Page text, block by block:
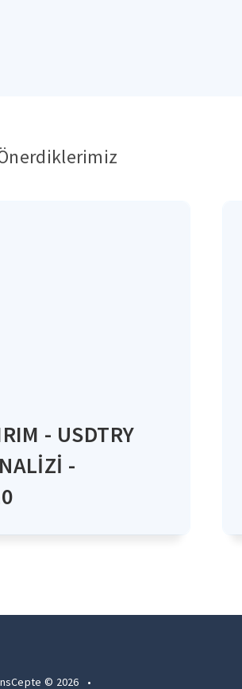
- USDTRY
-
© 2026 •